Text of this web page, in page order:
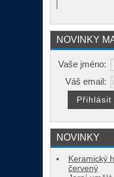
NOVINKY
Vaše jméno:
Váš email:
NOVINKY
Keramický
červený